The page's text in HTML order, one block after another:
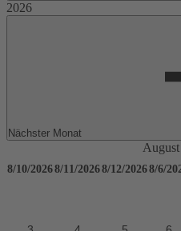
Nächster Monat